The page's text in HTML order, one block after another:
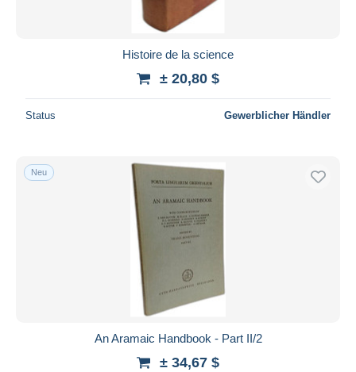
Histoire de la science
± 20,80 $
Status Gewerblicher Händler
Neu
An Aramaic Handbook - Part II/2
± 34,67 $